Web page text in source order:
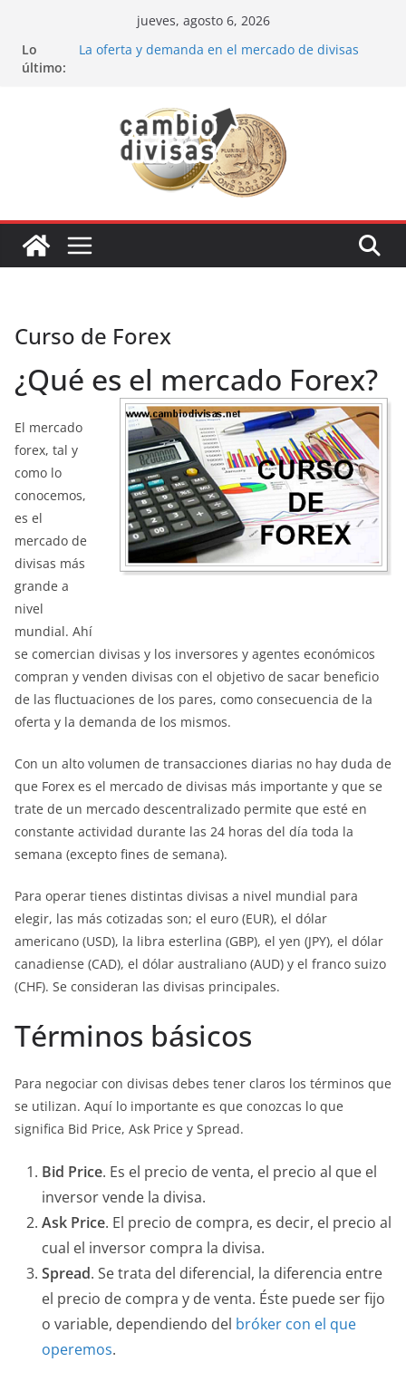
contenido
jueves, agosto 6, 2026
Lo
último:
La oferta y demanda en el mercado de divisas
Oportunidades de inversión en el sector petrolero
en 2024
Los bancos más recomendados para invertir en
Estrategia de los soldados Forex
Curso de Forex
¿Qué es el mercado Forex?
El mercado
forex, tal y
como lo
conocemos,
es el
mercado de
divisas más
grande a
nivel
mundial. Ahí
se comercian divisas y los inversores y agentes económicos
compran y venden divisas con el objetivo de sacar beneficio
de las fluctuaciones de los pares, como consecuencia de la
oferta y la demanda de los mismos.
Con un alto volumen de transacciones diarias no hay duda de
que Forex es el mercado de divisas más importante y que se
trate de un mercado descentralizado permite que esté en
constante actividad durante las 24 horas del día toda la
semana (excepto fines de semana).
Para operar tienes distintas divisas a nivel mundial para
elegir, las más cotizadas son; el euro (EUR), el dólar
americano (USD), la libra esterlina (GBP), el yen (JPY), el dólar
canadiense (CAD), el dólar australiano (AUD) y el franco suizo
(CHF). Se consideran las divisas principales.
Términos básicos
Para negociar con divisas debes tener claros los términos que
se utilizan. Aquí lo importante es que conozcas lo que
significa Bid Price, Ask Price y Spread.
Bid Price. Es el precio de venta, el precio al que el
inversor vende la divisa.
Ask Price. El precio de compra, es decir, el precio al
cual el inversor compra la divisa.
Spread. Se trata del diferencial, la diferencia entre
el precio de compra y de venta. Éste puede ser fijo
o variable, dependiendo del bróker con el que
operemos.